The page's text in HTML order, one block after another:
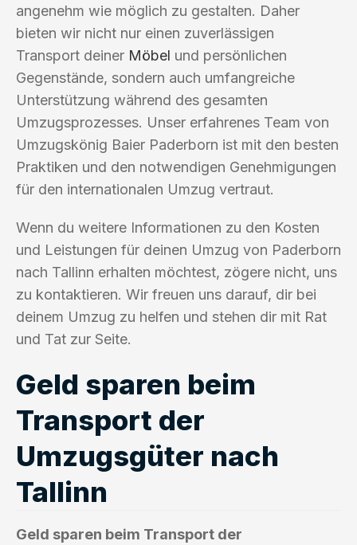
angenehm wie möglich zu gestalten. Daher
bieten wir nicht nur einen zuverlässigen
Transport deiner Möbel und persönlichen
Gegenstände, sondern auch umfangreiche
Unterstützung während des gesamten
Umzugsprozesses. Unser erfahrenes Team von
Umzugskönig Baier Paderborn ist mit den besten
Praktiken und den notwendigen Genehmigungen
für den internationalen Umzug vertraut.
Wenn du weitere Informationen zu den Kosten
und Leistungen für deinen Umzug von Paderborn
nach Tallinn erhalten möchtest, zögere nicht, uns
zu kontaktieren. Wir freuen uns darauf, dir bei
deinem Umzug zu helfen und stehen dir mit Rat
und Tat zur Seite.
Geld sparen beim
Transport der
Umzugsgüter nach
Tallinn
Geld sparen beim Transport der